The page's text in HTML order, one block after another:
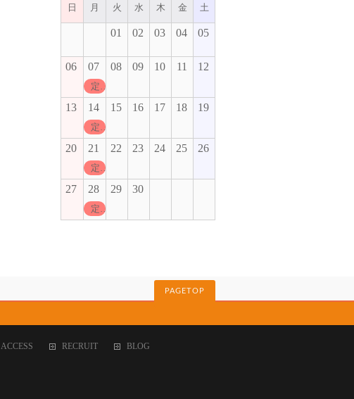
日 月 火 水 木 金 土
01 02 03 04 05
06 07
定休日
08 09 10 11 12
13 14
定休日
15 16 17 18 19
20 21
定休日
22 23 24 25 26
27 28
定休日
29 30
PAGETOP
ACCESS RECRUIT BLOG